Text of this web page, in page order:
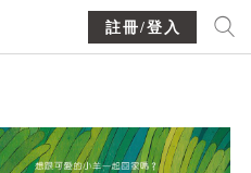
註冊/登入